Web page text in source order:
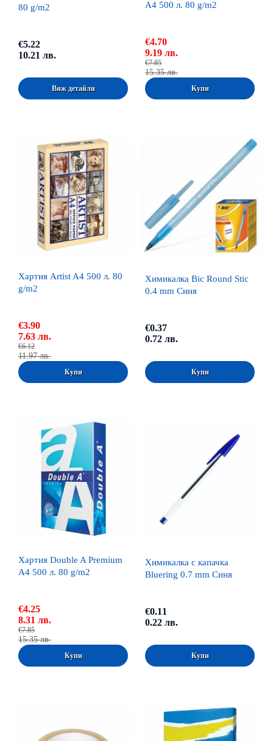
80 g/m2
€5.22
10.21 лв.
Виж детайли
A4 500 л. 80 g/m2
€4.70
9.19 лв.
€7.85
15.35 лв.
Хартия Artist A4 500 л. 80
g/m2
€3.90
7.63 лв.
€6.12
11.97 лв.
Химикалка Bic Round Stic
0.4 mm Синя
€0.37
0.72 лв.
Хартия Double A Premium
A4 500 л. 80 g/m2
€4.25
8.31 лв.
€7.85
15.35 лв.
Химикалка с капачка
Bluering 0.7 mm Синя
€0.11
0.22 лв.